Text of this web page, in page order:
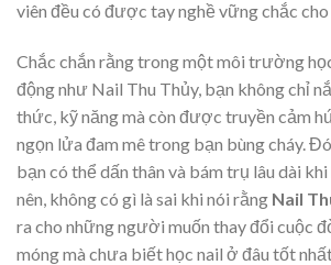
viên đều có được tay nghề vững chắc
Chắc chắn rằng trong một môi trường
động như Nail Thu Thủy, bạn không chỉ
thức, kỹ năng mà còn được truyền cảm
ngọn lửa đam mê trong bạn bùng cháy.
bạn có thể dấn thân và bám trụ lâu dài
nên, không có gì là sai khi nói rằng Nail
ra cho những người muốn thay đổi cuộc
móng mà chưa biết học nail ở đâu tốt